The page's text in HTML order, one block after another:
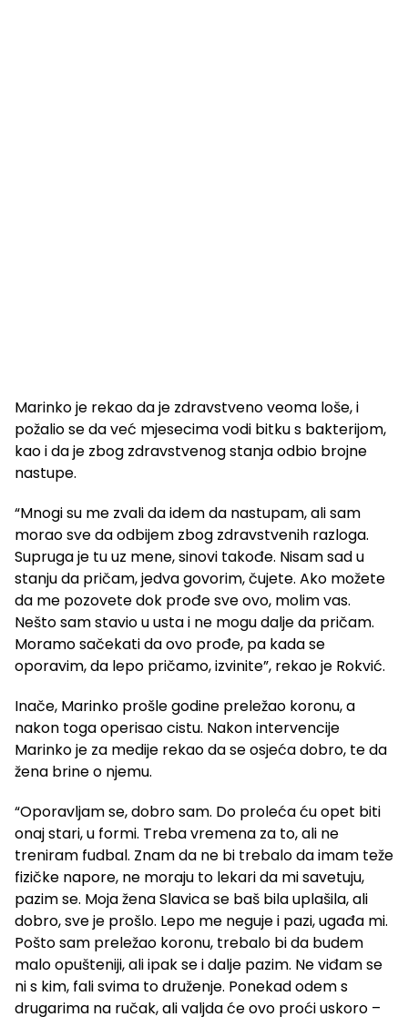
Marinko je rekao da je zdravstveno veoma loše, i
požalio se da već mjesecima vodi bitku s bakterijom,
kao i da je zbog zdravstvenog stanja odbio brojne
nastupe.
“Mnogi su me zvali da idem da nastupam, ali sam
morao sve da odbijem zbog zdravstvenih razloga.
Supruga je tu uz mene, sinovi takođe. Nisam sad u
stanju da pričam, jedva govorim, čujete. Ako možete
da me pozovete dok prođe sve ovo, molim vas.
Nešto sam stavio u usta i ne mogu dalje da pričam.
Moramo sačekati da ovo prođe, pa kada se
oporavim, da lepo pričamo, izvinite”, rekao je Rokvić.
Inače, Marinko prošle godine preležao koronu, a
nakon toga operisao cistu. Nakon intervencije
Marinko je za medije rekao da se osjeća dobro, te da
žena brine o njemu.
“Oporavljam se, dobro sam. Do proleća ću opet biti
onaj stari, u formi. Treba vremena za to, ali ne
treniram fudbal. Znam da ne bi trebalo da imam teže
fizičke napore, ne moraju to lekari da mi savetuju,
pazim se. Moja žena Slavica se baš bila uplašila, ali
dobro, sve je prošlo. Lepo me neguje i pazi, ugađa mi.
Pošto sam preležao koronu, trebalo bi da budem
malo opušteniji, ali ipak se i dalje pazim. Ne viđam se
ni s kim, fali svima to druženje. Ponekad odem s
drugarima na ručak, ali valjda će ovo proći uskoro –